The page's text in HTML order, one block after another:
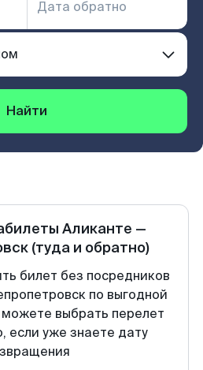
Найти
Аликанте —
(туда и обратно)
билет без посредников
по выгодной
выбрать перелет
если уже знаете дату